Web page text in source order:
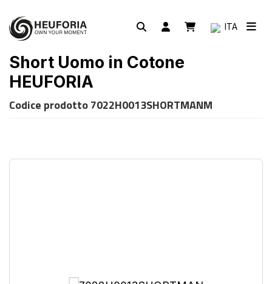
ITA
Short Uomo in Cotone
HEUFORIA
Codice prodotto7022H0013SHORTMANM